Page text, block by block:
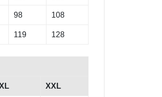
98 108
119 128
XXL